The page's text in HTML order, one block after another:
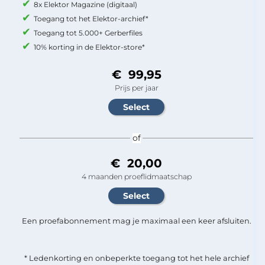
8x Elektor Magazine (digitaal)
Toegang tot het Elektor-archief*
Toegang tot 5.000+ Gerberfiles
10% korting in de Elektor-store*
€ 99,95
Prijs per jaar
of
€ 20,00
4 maanden proeflidmaatschap
Een proefabonnement mag je maximaal een keer afsluiten.
* Ledenkorting en onbeperkte toegang tot het hele archief